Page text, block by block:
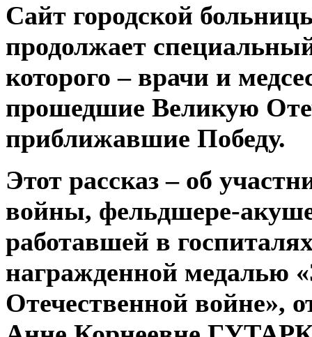
Сайт городской
продолжает
которого – врачи и
прошедшие Великую
приближавшие Победу.
Этот рассказ – об
войны, фельдшере-
работавшей в
награжденной медалью
Отечественной войне»,